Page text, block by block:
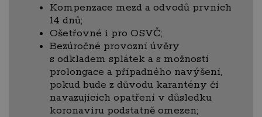
Kompenzace mezd a odvodů prvních
14 dnů;
Ošetřovné i pro OSVČ;
Bezúročné provozní úvěry
s odkladem splátek a s možností
prolongace a případného navýšení,
pokud bude z důvodu karantény či
navazujících opatření v důsledku
koronaviru podstatně omezen;